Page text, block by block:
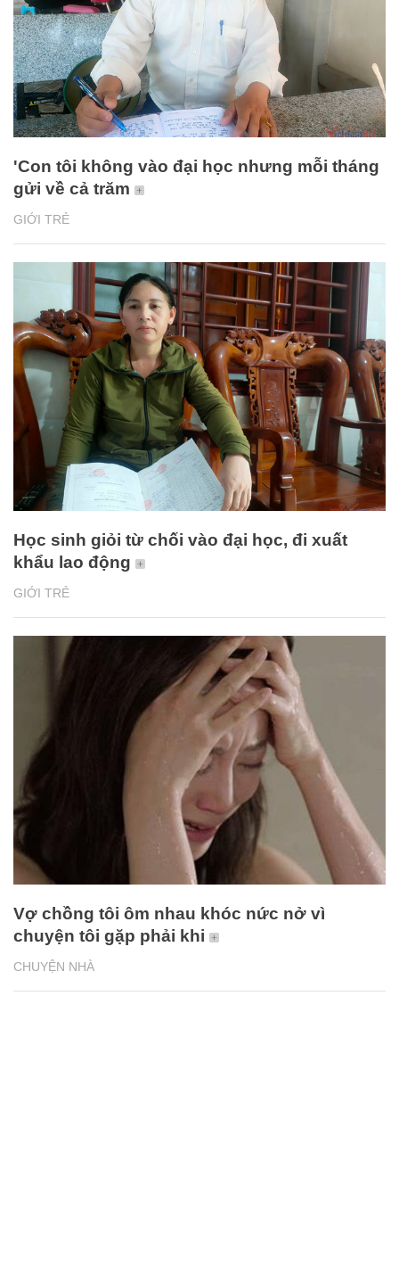
GIỚI TRẺ
'Con tôi không vào đại học nhưng mỗi tháng
gửi về cả trăm
GIỚI TRẺ
Học sinh giỏi từ chối vào đại học, đi xuất
khẩu lao động
CHUYỆN NHÀ
Vợ chồng tôi ôm nhau khóc nức nở vì
chuyện tôi gặp phải khi